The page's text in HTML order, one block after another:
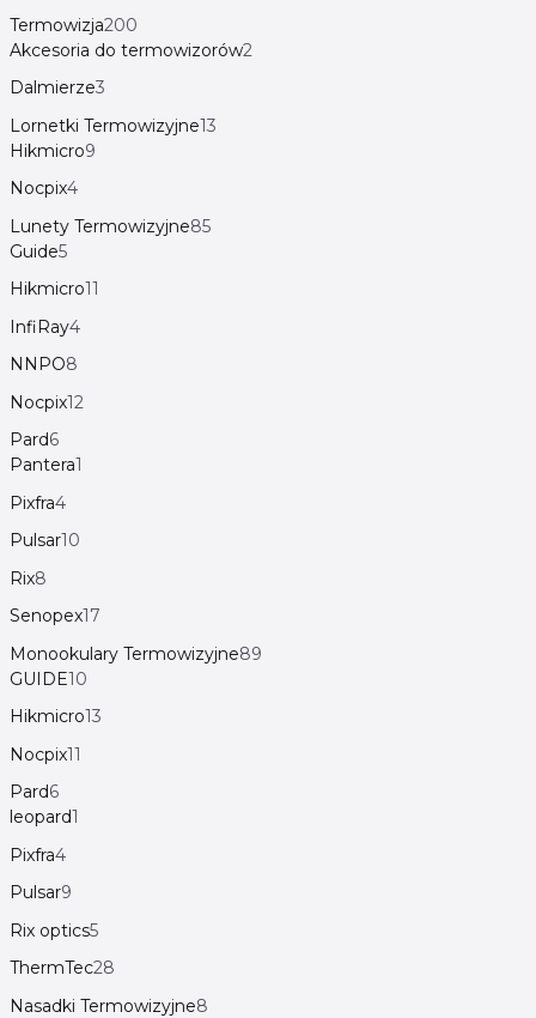
Termowizja200
Akcesoria do termowizorów2
Dalmierze3
Lornetki Termowizyjne13
Hikmicro9
Nocpix4
Lunety Termowizyjne85
Guide5
Hikmicro11
InfiRay4
NNPO8
Nocpix12
Pard6
Pantera1
Pixfra4
Pulsar10
Rix8
Senopex17
Monookulary Termowizyjne89
GUIDE10
Hikmicro13
Nocpix11
Pard6
leopard1
Pixfra4
Pulsar9
Rix optics5
ThermTec28
Nasadki Termowizyjne8